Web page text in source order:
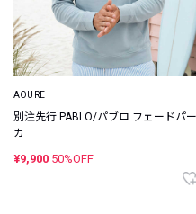
AOURE
別注先行 PABLO/パブロ フェードパー
カ
¥9,900 50%OFF